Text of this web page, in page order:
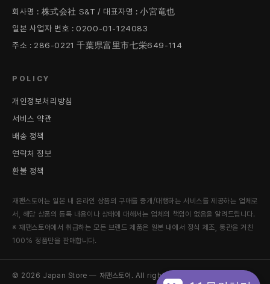
회사명 : 株式会社 S&T / 대표자명 : 小宮竜也
일본 사업자 번호 : 0200-01-124083
주소 : 286-0221 千葉県富里市七栄649-114
POLICY
개인정보처리방침
서비스 약관
배송 정책
연락처 정보
환불 정책
재팬스토어는 일본 내 온라인 상품의 구매를 중개/대행하는 서비스를 제공하는 업체로
서, 해당 상품의 등록 내용이나 상태에 대해서는 업체의 책임이 없음을 알려드립니다.
※ 재팬스토어에서 취급하는 모든 브랜드 제품은 일본 내에서 정식 제조, 통관을 거친
100% 정품만을 판매합니다.
© 2026 Japan Store — 재팬스토어. All rights reserved.